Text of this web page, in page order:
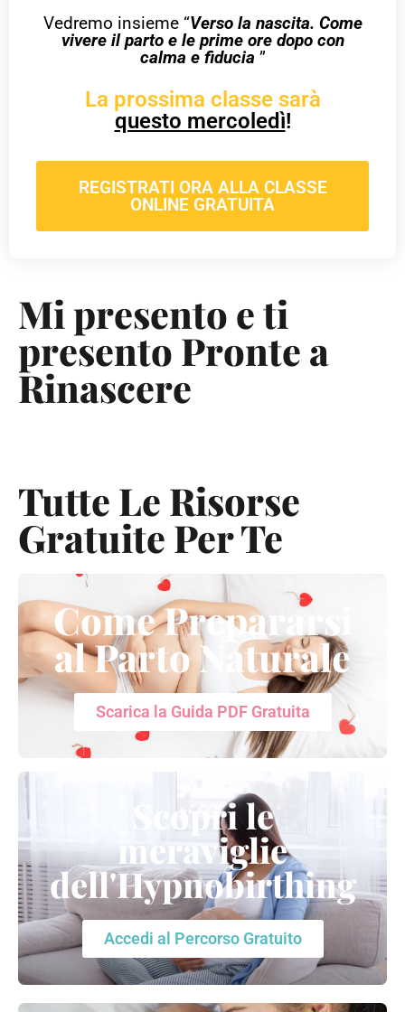
Vedremo insieme “Verso la nascita. Come
vivere il parto e le prime ore dopo con
calma e fiducia ”
La prossima classe sarà
questo mercoledì!
REGISTRATI ORA ALLA CLASSE
ONLINE GRATUITA
Mi presento e ti
presento Pronte a
Rinascere
Tutte Le Risorse
Gratuite Per Te
Come Prepararsi
al Parto Naturale
Scarica la Guida PDF Gratuita
Scopri le
meraviglie
dell'Hypnobirthing
Accedi al Percorso Gratuito